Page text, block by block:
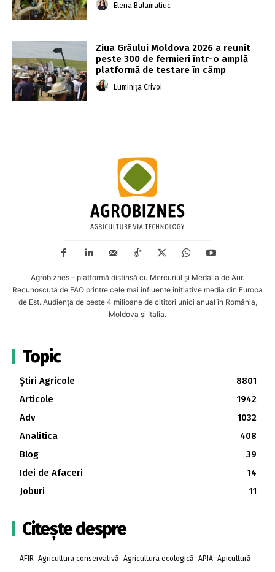
Elena Balamatiuc
Ziua Grâului Moldova 2026 a reunit
peste 300 de fermieri într-o amplă
platformă de testare în câmp
Luminița Crivoi
Agrobiznes – platformă distinsă cu Mercuriul și Medalia de Aur.
Recunoscută de FAO printre cele mai influente inițiative media din Europa
de Est. Audiență de peste 4 milioane de cititori unici anual în România,
Moldova și Italia.
Topic
Știri Agricole
8801
Articole
1942
Adv
1032
Analitica
408
Blog
39
Idei de Afaceri
14
Joburi
11
Citește despre
AFIR Agricultura conservativă Agricultura ecologică APIA Apicultură